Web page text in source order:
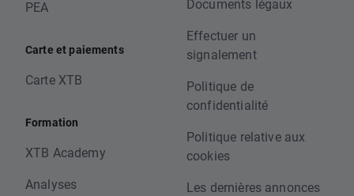
PEA
Carte et paiements
Carte XTB
Formation
XTB Academy
Analyses
Effectuer un
signalement
Politique de
confidentialité
Politique relative aux
cookies
Les dernières annonces